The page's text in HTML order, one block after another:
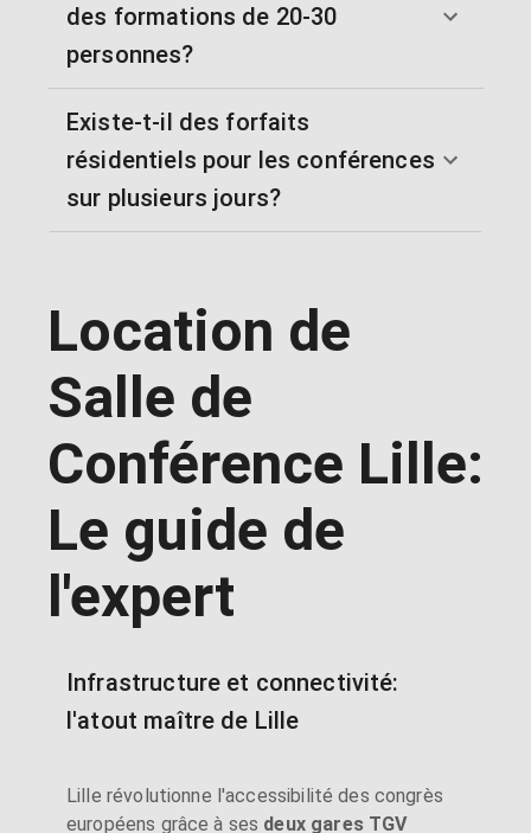
des formations de 20-30
personnes?
Existe-t-il des forfaits
résidentiels pour les conférences
sur plusieurs jours?
Location de
Salle de
Conférence Lille:
Le guide de
l'expert
Infrastructure et connectivité:
l'atout maître de Lille
Lille révolutionne l'accessibilité des congrès
européens grâce à ses deux gares TGV